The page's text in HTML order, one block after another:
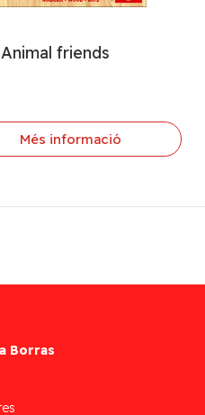
friends
Més informació
Borras